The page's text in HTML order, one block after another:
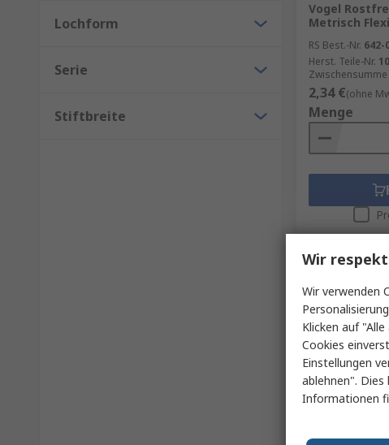
Lochform
Serie
Stiftbreite
Vogel
Metrisch
RS Best.-Nr. 642-
Herst. Teile-Nr.
Zwischensumme
2,34 €(ohne
Menge
Wir
Wir verwenden
Klicken auf
Cookies
Einstellungen
ablehnen".
Informationen